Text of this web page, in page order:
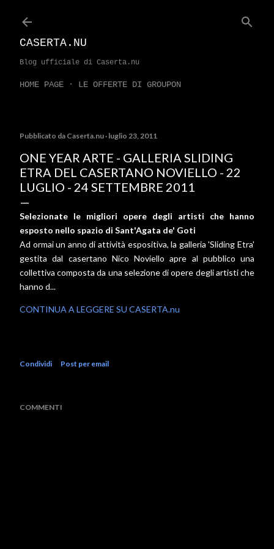
CASERTA.NU
Blog ufficiale di Caserta.nu
HOME PAGE LE OFFERTE DI GROUPON
Pubblicato da Caserta.nu luglio 23, 2011
ONE YEAR ARTE - GALLERIA SLIDING
ETRA DEL CASERTANO NOVIELLO - 22
LUGLIO - 24 SETTEMBRE 2011
Selezionate le migliori opere degli artisti che hanno
esposto nello spazio di Sant'Agata de' Goti
Ad ormai un anno di attività espositiva, la galleria 'Sliding Etra'
gestita dal casertano Nico Noviello apre al pubblico una
collettiva composta da una selezione di opere degli artisti che
hanno d...
CONTINUA A LEGGERE SU CASERTA.nu
Condividi Post per email
COMMENTI